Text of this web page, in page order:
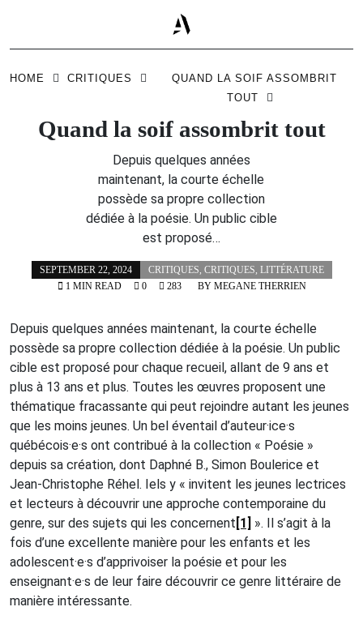
toHOME CRITIQUES
QUAND LA SOIF ASSOMBRIT
TOUT
Quand la soif assombrit tout
Depuis quelques années
maintenant, la courte échelle
possède sa propre collection
dédiée à la poésie. Un public cible
est proposé…
SEPTEMBER 22, 2024 CRITIQUES, CRITIQUES, LITTÉRATURE
BY MEGANE THERRIEN
1 MIN READ 0 283
Depuis quelques années maintenant, la courte échelle
possède sa propre collection dédiée à la poésie. Un public
cible est proposé pour chaque recueil, allant de 9 ans et
plus à 13 ans et plus. Toutes les œuvres proposent une
thématique fracassante qui peut rejoindre autant les jeunes
que les moins jeunes. Un bel éventail d’auteur·ice·s
québécois·e·s ont contribué à la collection « Poésie »
depuis sa création, dont Daphné B., Simon Boulerice et
Jean-Christophe Réhel. Iels y « invitent les jeunes lectrices
et lecteurs à découvrir une approche contemporaine du
genre, sur des sujets qui les concernent [1] ». Il s’agit à la
fois d’une excellente manière pour les enfants et les
adolescent·e·s d’apprivoiser la poésie et pour les
enseignant·e·s de leur faire découvrir ce genre littéraire de
manière intéressante.